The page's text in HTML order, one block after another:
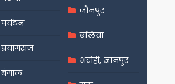
पर्यटन
प्रयागराज
बंगाल
जौनपुर
बलिया
भदोही, ज्ञानपुर